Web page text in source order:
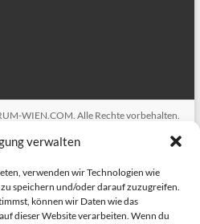
verwalten
verwenden wir Technologien wie
speichern und/oder darauf zuzugreifen.
können wir Daten wie das
dieser Website verarbeiten. Wenn du
WIEN.COM. Alle Rechte vorbehalten.
Welpenkurs in Wien
BESCHÄFTIGUNGSKURSE
Dogs
Hundefitness – Bewegungstraining
Medical Training für Hunde